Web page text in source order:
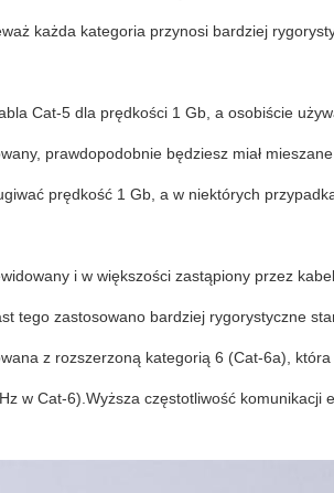
każda kategoria przynosi bardziej
Cat-5 dla prędkości 1 Gb, a osobiście
prawdopodobnie będziesz miał
prędkość 1 Gb, a w niektórych
i w większości zastąpiony przez
tego zastosowano bardziej rygorystyczne
z rozszerzoną kategorią 6 (Cat-6a),
w Cat-6).Wyższa częstotliwość komunikacji